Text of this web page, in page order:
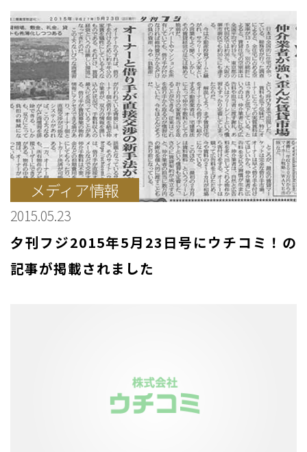
メディア情報
2015.05.23
夕刊フジ2015年5月23日号にウチコミ！の
記事が掲載されました